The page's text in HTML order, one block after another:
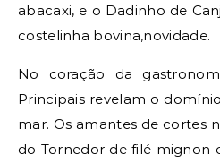
abacaxi, e o Dadinho de
costelinha bovina,novidade.
No coração da
Principais revelam o
mar. Os amantes de cortes
do Tornedor de filé mignon